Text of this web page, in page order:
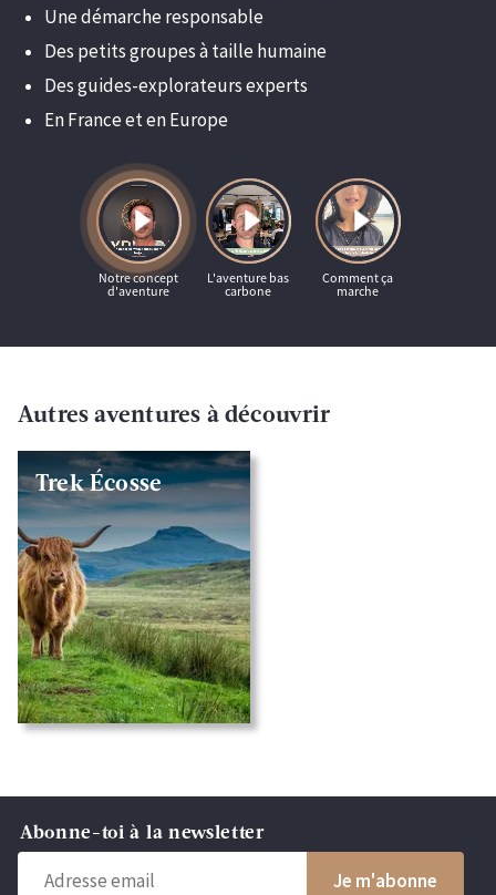
Une démarche responsable
Des petits groupes à taille humaine
Des guides-explorateurs experts
En France et en Europe
Autres aventures à découvrir
Trek Écosse
Abonne-toi à la newsletter